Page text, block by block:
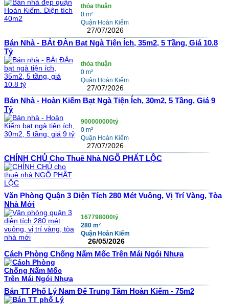
thỏa thuận
0 m²
Quận Hoàn Kiếm
27/07/2026
Bán Nhà - BÁt ĐÀn Bạt Ngà Tiện Ích, 35m2, 5 Tầng, Giá 10.8
Tỷ
thỏa thuận
0 m²
Quận Hoàn Kiếm
27/07/2026
Bán Nhà - Hoàn Kiếm Bạt Ngà Tiện Ích, 30m2, 5 Tầng, Giá 9
Tỷ
900000000tỷ
0 m²
Quận Hoàn Kiếm
27/07/2026
CHÍNH CHỦ Cho Thuê Nhà NGÕ PHẤT LỘC
Văn Phòng Quận 3 Diện Tích 280 Mét Vuông, Vị Trí Vàng, Tòa
Nhà Mới
167798000tỷ
280 m²
Quận Hoàn Kiếm
26/05/2026
Cách Phòng Chống Nấm Mốc Trên Mái Ngói Nhựa
Bán TT Phố Lý Nam Đế Trung Tâm Hoàn Kiếm - 75m2